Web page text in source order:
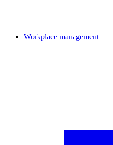
Workplace management